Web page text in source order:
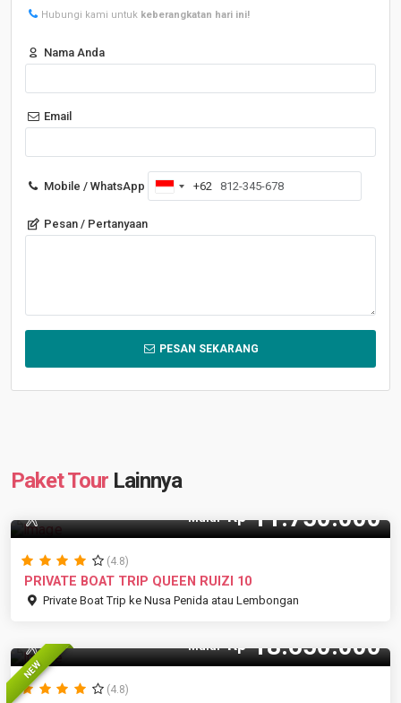
Hubungi kami untuk keberangkatan hari ini!
Nama Anda
Email
Mobile / WhatsApp
Indonesia
+62
+62
Pesan / Pertanyaan
PESAN SEKARANG
Paket Tour Lainnya
Mulai Rp11.750.000
(4.8)
PRIVATE BOAT TRIP QUEEN RUIZI 10
Private Boat Trip ke Nusa Penida atau Lembongan
NEW
20 Pax Mulai Rp18.650.000
(4.8)